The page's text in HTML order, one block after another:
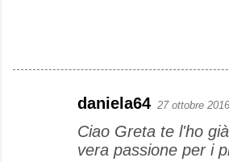
daniela64 27 ottobre
Ciao Greta te l'ho
vera passione per i